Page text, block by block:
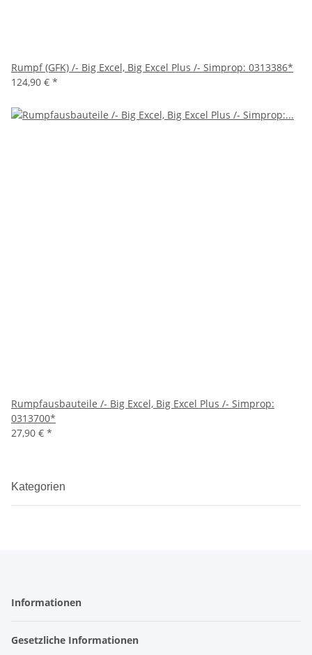
Rumpf (GFK) /- Big Excel, Big Excel Plus /- Simprop: 0313386*
124,90 € *
Rumpfausbauteile /- Big Excel, Big Excel Plus /- Simprop:
0313700*
27,90 € *
Kategorien
Informationen
Gesetzliche Informationen